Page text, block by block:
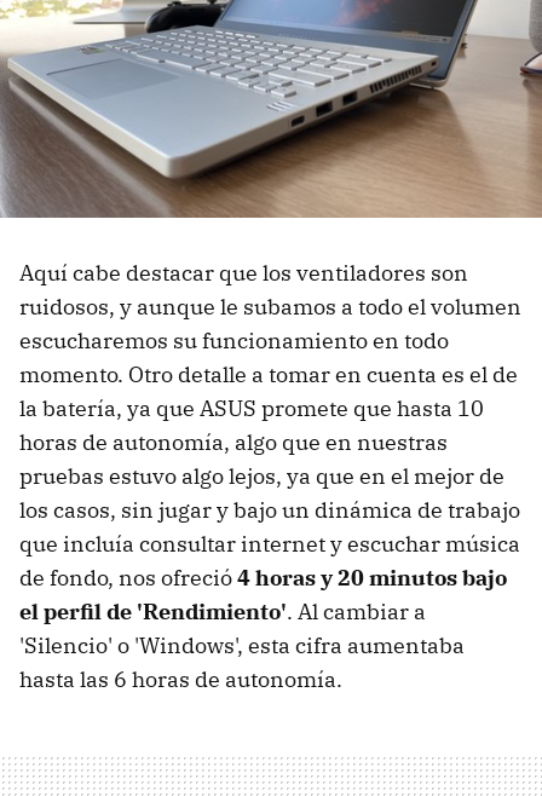
Aquí cabe destacar que los ventiladores son
ruidosos, y aunque le subamos a todo el volumen
escucharemos su funcionamiento en todo
momento. Otro detalle a tomar en cuenta es el de
la batería, ya que ASUS promete que hasta 10
horas de autonomía, algo que en nuestras
pruebas estuvo algo lejos, ya que en el mejor de
los casos, sin jugar y bajo un dinámica de trabajo
que incluía consultar internet y escuchar música
de fondo, nos ofreció4 horas y 20 minutos bajo
el perfil de 'Rendimiento'. Al cambiar a
'Silencio' o 'Windows', esta cifra aumentaba
hasta las 6 horas de autonomía.